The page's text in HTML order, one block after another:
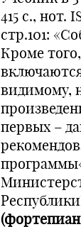
415 с., нот.
стр.101:
Кроме
видимому,
первых –